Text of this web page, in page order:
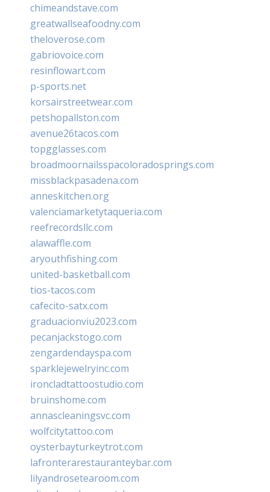
chimeandstave.com
greatwallseafoodny.com
theloverose.com
gabriovoice.com
resinflowart.com
p-sports.net
korsairstreetwear.com
petshopallston.com
avenue26tacos.com
topgglasses.com
broadmoornailsspacoloradosprings.com
missblackpasadena.com
anneskitchen.org
valenciamarketytaqueria.com
reefrecordsllc.com
alawaffle.com
aryouthfishing.com
united-basketball.com
tios-tacos.com
cafecito-satx.com
graduacionviu2023.com
pecanjackstogo.com
zengardendayspa.com
sparklejewelryinc.com
ironcladtattoostudio.com
bruinshome.com
annascleaningsvc.com
wolfcitytattoo.com
oysterbayturkeytrot.com
lafronterarestauranteybar.com
lilyandrosetearoom.com